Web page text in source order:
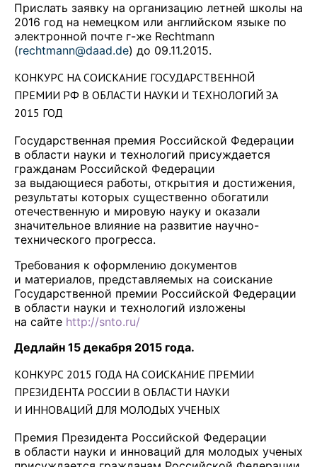
Прислать заявку на организацию летней школы на
2016 год на немецком или английском языке по
электронной почте г-же Rechtmann
(rechtmann@daad.de) до 09.11.2015.
КОНКУРС НА СОИСКАНИЕ ГОСУДАРСТВЕННОЙ
ПРЕМИИ РФ В ОБЛАСТИ НАУКИ И ТЕХНОЛОГИЙ ЗА
2015 ГОД
Государственная премия Российской Федерации
в области науки и технологий присуждается
гражданам Российской Федерации
за выдающиеся работы, открытия и достижения,
результаты которых существенно обогатили
отечественную и мировую науку и оказали
значительное влияние на развитие научно-
технического прогресса.
Требования к оформлению документов
и материалов, представляемых на соискание
Государственной премии Российской Федерации
в области науки и технологий изложены
на сайте http://snto.ru/
Дедлайн 15 декабря 2015 года.
КОНКУРС 2015 ГОДА НА СОИСКАНИЕ ПРЕМИИ
ПРЕЗИДЕНТА РОССИИ В ОБЛАСТИ НАУКИ
И ИННОВАЦИЙ ДЛЯ МОЛОДЫХ УЧЕНЫХ
Премия Президента Российской Федерации
в области науки и инноваций для молодых ученых